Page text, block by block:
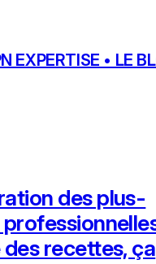
EXPERTISE • LE
des plus-
recettes, ça